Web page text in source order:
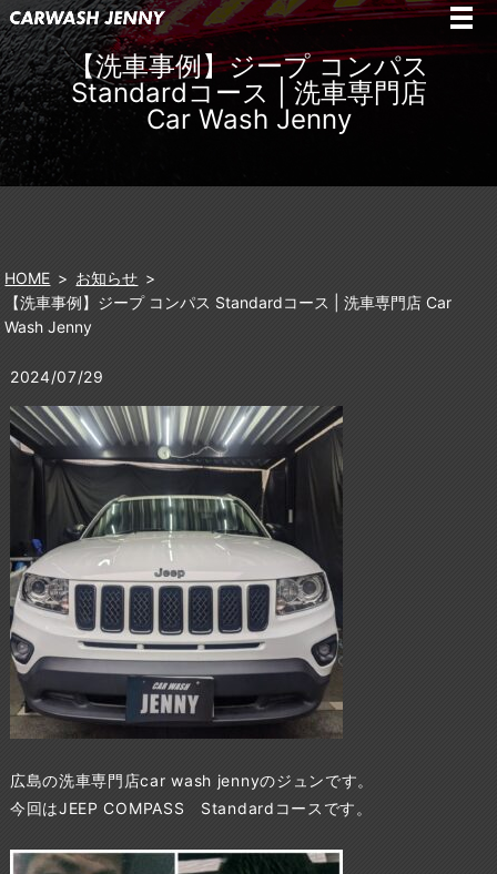
【洗車事例】ジープ コンパス
Standardコース | 洗車専門店
Car Wash Jenny
HOME
お知らせ
【洗車事例】ジープ コンパス Standardコース | 洗車専門店 Car
Wash Jenny
2024/07/29
広島の洗車専門店car wash jennyのジュンです。
今回はJEEP COMPASS Standardコースです。